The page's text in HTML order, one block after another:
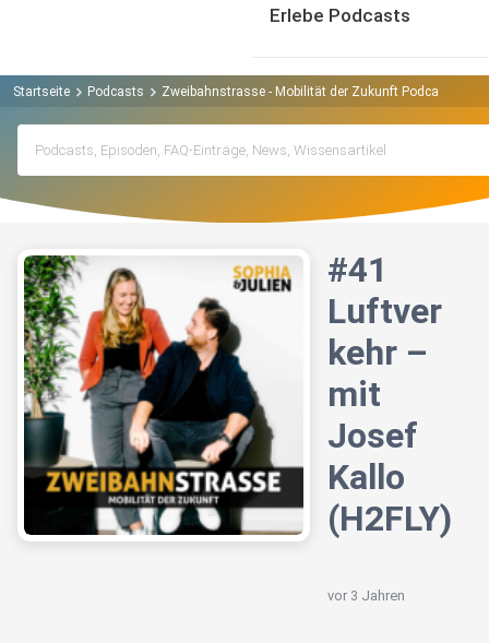
Erlebe Podcasts
Startseite Podcasts Zweibahnstrasse - Mobilität der Zukunft Podcast
#41
Luftver
kehr –
mit
Josef
Kallo
(H2FLY)
vor 3 Jahren